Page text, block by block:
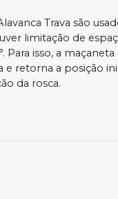
Trava são
limitação de
Para isso, a
e retorna a posição
da rosca.